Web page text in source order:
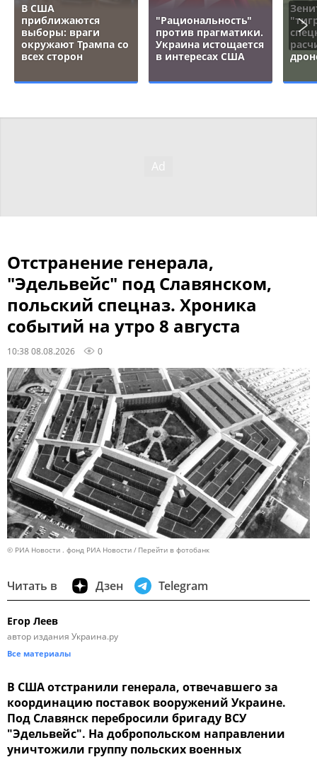
В США
приближаются
выборы: враги
окружают Трампа со
всех сторон
"Рациональность"
против прагматики.
Украина истощается
в интересах США
Отстранение генерала,
"Эдельвейс" под Славянском,
польский спецназ. Хроника
событий на утро 8 августа
10:38 08.08.2026 0
© РИА Новости . фонд РИА Новости Перейти в фотобанк
Читать в Дзен Telegram
Егор Леев
автор издания Украина.ру
Все материалы
В США отстранили генерала, отвечавшего за
координацию поставок вооружений Украине.
Под Славянск перебросили бригаду ВСУ
"Эдельвейс". На добропольском направлении
уничтожили группу польских военных